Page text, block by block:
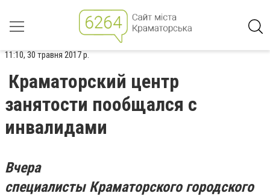
11:10, 30 травня 2017 р.
Краматорский центр
занятости пообщался с
инвалидами
Вчера
специалисты Краматорского городского